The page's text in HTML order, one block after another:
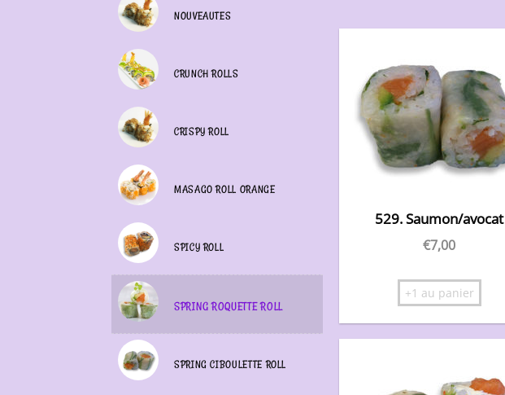
NOUVEAUTES
CRUNCH ROLLS
CRISPY ROLL
MASAGO ROLL ORANGE
SPICY ROLL
SPRING ROQUETTE ROLL
SPRING CIBOULETTE ROLL
529. Saumon/avocat
€7,00
+1 au panier